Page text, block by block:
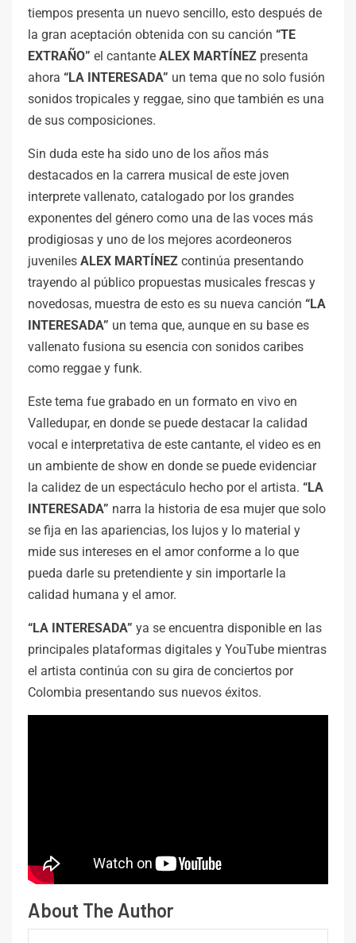
tiempos presenta un nuevo sencillo, esto después de
la gran aceptación obtenida con su canción “TE
EXTRAÑO” el cantante ALEX MARTÍNEZ presenta
ahora “LA INTERESADA” un tema que no solo fusión
sonidos tropicales y reggae, sino que también es una
de sus composiciones.
Sin duda este ha sido uno de los años más
destacados en la carrera musical de este joven
interprete vallenato, catalogado por los grandes
exponentes del género como una de las voces más
prodigiosas y uno de los mejores acordeoneros
juveniles ALEX MARTÍNEZ continúa presentando
trayendo al público propuestas musicales frescas y
novedosas, muestra de esto es su nueva canción “LA
INTERESADA” un tema que, aunque en su base es
vallenato fusiona su esencia con sonidos caribes
como reggae y funk.
Este tema fue grabado en un formato en vivo en
Valledupar, en donde se puede destacar la calidad
vocal e interpretativa de este cantante, el video es en
un ambiente de show en donde se puede evidenciar
la calidez de un espectáculo hecho por el artista. “LA
INTERESADA” narra la historia de esa mujer que solo
se fija en las apariencias, los lujos y lo material y
mide sus intereses en el amor conforme a lo que
pueda darle su pretendiente y sin importarle la
calidad humana y el amor.
“LA INTERESADA” ya se encuentra disponible en las
principales plataformas digitales y YouTube mientras
el artista continúa con su gira de conciertos por
Colombia presentando sus nuevos éxitos.
About The Author